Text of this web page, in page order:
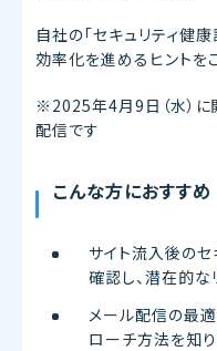
自社の「セキュリティ健
効率化を進めるヒントを
※2025年4月9 日（水）
配信です
こんな方におすすめ
サイト流入後の
確認し、潜在的
メール配信の最
ローチ方法を知